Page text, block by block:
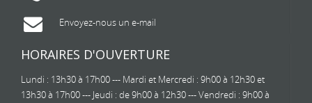
Envoyez-nous un e-mail
HORAIRES D'OUVERTURE
Lundi : 13h30 à 17h00 --- Mardi et Mercredi : 9h00 à 12h30 et
13h30 à 17h00 --- Jeudi : de 9h00 à 12h30 --- Vendredi : 9h00 à